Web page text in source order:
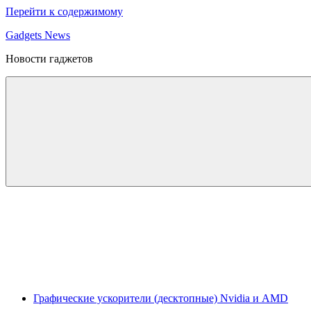
Перейти к содержимому
Gadgets News
Новости гаджетов
Графические ускорители (десктопные) Nvidia и AMD